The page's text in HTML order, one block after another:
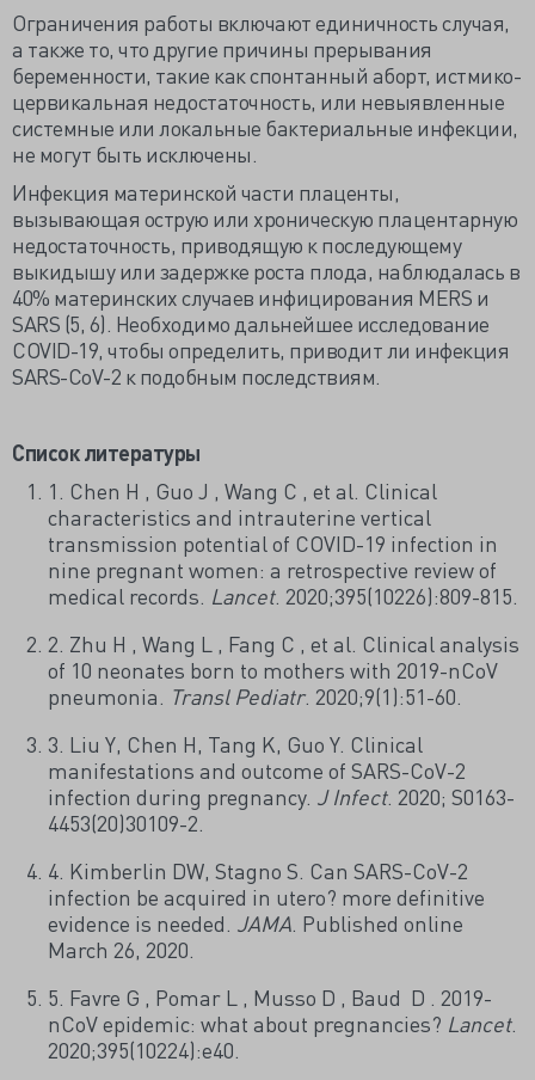
Ограничения работы включают единичность случая,
а также то, что другие причины прерывания
беременности, такие как спонтанный аборт, истмико-
цервикальная недостаточность, или невыявленные
системные или локальные бактериальные инфекции,
не могут быть исключены.
Инфекция материнской части плаценты,
вызывающая острую или хроническую плацентарную
недостаточность, приводящую к последующему
выкидышу или задержке роста плода, наблюдалась в
40% материнских случаев инфицирования MERS и
SARS (5, 6). Необходимо дальнейшее исследование
COVID-19, чтобы определить, приводит ли инфекция
SARS-CoV-2 к подобным последствиям.
Список литературы
1. Chen H , Guo J , Wang C , et al. Clinical
characteristics and intrauterine vertical
transmission potential of COVID-19 infection in
nine pregnant women: a retrospective review of
medical records. Lancet. 2020;395(10226):809-815.
2. Zhu H , Wang L , Fang C , et al. Clinical analysis
of 10 neonates born to mothers with 2019-nCoV
pneumonia.
Transl Pediatr. 2020;9(1):51-60.
3. Liu Y, Chen H, Tang K, Guo Y. Clinical
manifestations and outcome of SARS-CoV-2
infection during pregnancy. J Infect. 2020; S0163-
4453(20)30109-2.
4. Kimberlin DW, Stagno S. Can SARS-CoV-2
infection be acquired in utero? more definitive
evidence is needed. JAMA . Published online
March 26, 2020.
5. Favre G , Pomar L , Musso D , Baud D . 2019-
nCoV epidemic: what about pregnancies? Lancet.
2020;395(10224):e40.